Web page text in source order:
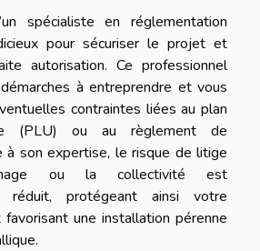
spécialiste en réglementation
pour sécuriser le projet et
autorisation. Ce professionnel
à entreprendre et vous
contraintes liées au plan
(PLU) ou au règlement de
à son expertise, le risque de litige
ou la collectivité est
réduit, protégeant ainsi votre
une installation pérenne